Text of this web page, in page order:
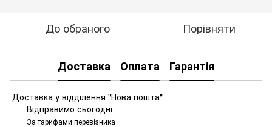
До обраного Порівняти
Доставка Оплата Гарантія
Доставка у відділення "Нова пошта"
Відправимо сьогодні
За тарифами перевізника